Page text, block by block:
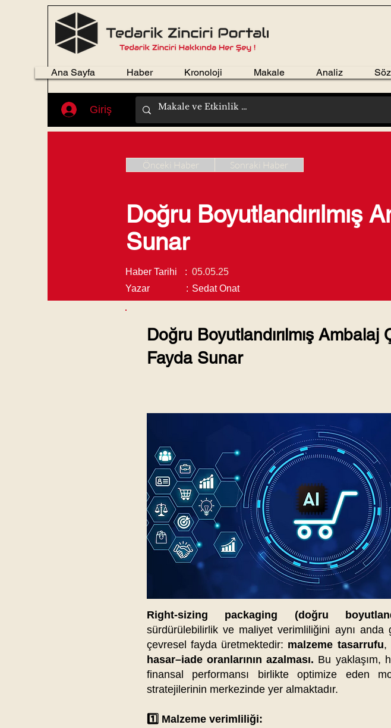
Giriş
Ana Sayfa Haber Kronoloji Makale Analiz
Önceki Haber Sonraki Haber
Doğru Boyutlandırılmış
Sunar
Haber Tarihi : 05.05.25
Yazar
: Sedat Onat
Doğru Boyutlandırılmış Ambalaj
Fayda Sunar
Right-sizing packaging (doğru
sürdürülebilirlik ve maliyet verimliliğini aynı anda
çevresel fayda üretmektedir: malzeme tasarrufu,
hasar–iade oranlarının azalması. Bu yaklaşım,
finansal performansı birlikte optimize eden
stratejilerinin merkezinde yer almaktadır.
1️⃣ Malzeme verimliliği: